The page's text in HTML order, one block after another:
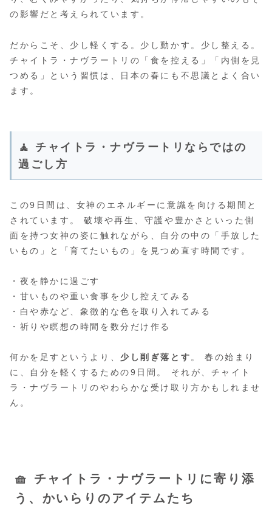
の影響だと考えられています。
だからこそ、少し軽くする。少し動かす。少し整える。
チャイトラ・ナヴラートリの「食を控える」「内側を見
つめる」という習慣は、日本の春にも不思議とよく合い
ます。
🧘 チャイトラ・ナヴラートリならではの
過ごし方
この9日間は、女神のエネルギーに意識を向ける期間と
されています。 破壊や再生、守護や豊かさといった側
面を持つ女神の姿に触れながら、自分の中の「手放した
いもの」と「育てたいもの」を見つめ直す時間です。
・夜を静かに過ごす
・甘いものや重い食事を少し控えてみる
・白や赤など、象徴的な色を取り入れてみる
・祈りや瞑想の時間を数分だけ作る
何かを足すというより、 少し削ぎ落とす 。 春の始まり
に、自分を軽くするための9日間。 それが、チャイト
ラ・ナヴラートリのやわらかな受け取り方かもしれませ
ん。
🧺 チャイトラ・ナヴラートリに寄り添
う、かいらりのアイテムたち